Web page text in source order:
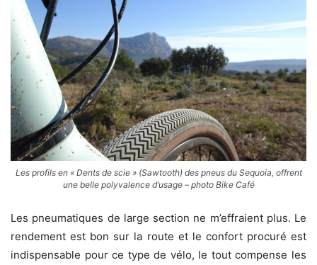
Les profils en « Dents de scie » (Sawtooth) des pneus du Sequoia, offrent
une belle polyvalence d’usage – photo Bike Café
Les pneumatiques de large section ne m’effraient plus. Le
rendement est bon sur la route et le confort procuré est
indispensable pour ce type de vélo, le tout compense les